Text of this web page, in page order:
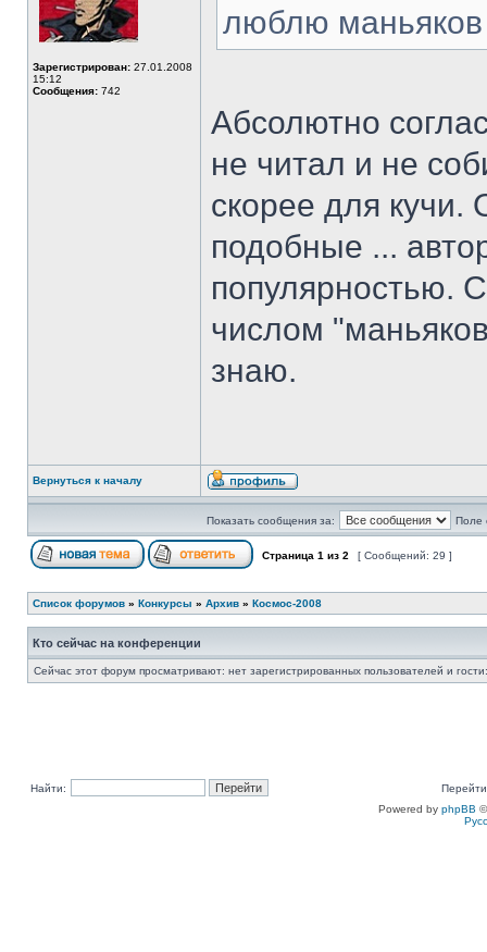
Зарегистрирован: 27.01.2008
15:12
Сообщения: 742
люблю
Абсолютно
не читал и не
скорее для кучи.
подобные ...
популярностью.
числом
знаю.
Вернуться к началу
Показать сообщения за: Поле
Страница 1 из 2 [ Сообщений: 29 ]
Список форумов » Конкурсы » Архив » Космос-2008
Кто сейчас на конференции
Сейчас этот форум просматривают: нет зарегистрированных пользователей и
Найти:
Powered by phpBB